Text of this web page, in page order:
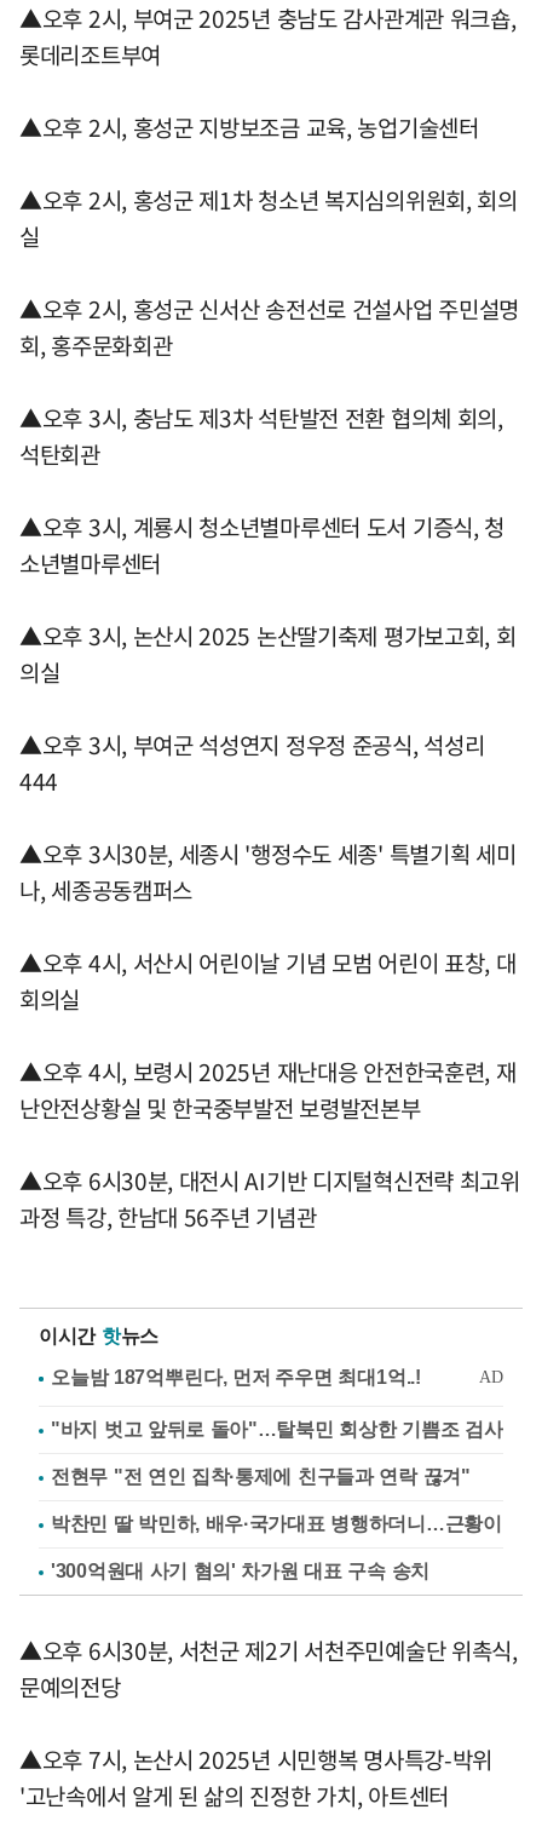
▲오후 2시, 부여군 2025년 충남도 감사관계관 워크숍,
롯데리조트부여
▲오후 2시, 홍성군 지방보조금 교육, 농업기술센터
▲오후 2시, 홍성군 제1차 청소년 복지심의위원회, 회의
실
▲오후 2시, 홍성군 신서산 송전선로 건설사업 주민설명
회, 홍주문화회관
▲오후 3시, 충남도 제3차 석탄발전 전환 협의체 회의,
석탄회관
▲오후 3시, 계룡시 청소년별마루센터 도서 기증식, 청
소년별마루센터
▲오후 3시, 논산시 2025 논산딸기축제 평가보고회, 회
의실
▲오후 3시, 부여군 석성연지 정우정 준공식, 석성리
444
▲오후 3시30분, 세종시 '행정수도 세종' 특별기획 세미
나, 세종공동캠퍼스
▲오후 4시, 서산시 어린이날 기념 모범 어린이 표창, 대
회의실
▲오후 4시, 보령시 2025년 재난대응 안전한국훈련, 재
난안전상황실 및 한국중부발전 보령발전본부
▲오후 6시30분, 대전시 AI기반 디지털혁신전략 최고위
과정 특강, 한남대 56주년 기념관
이시간 핫뉴스
"바지 벗고 앞뒤로 돌아"…탈북민 회상한 기쁨조 검사
전현무 "전 연인 집착·통제에 친구들과 연락 끊겨"
박찬민 딸 박민하, 배우·국가대표 병행하더니…근황이
'300억원대 사기 혐의' 차가원 대표 구속 송치
▲오후 6시30분, 서천군 제2기 서천주민예술단 위촉식,
문예의전당
▲오후 7시, 논산시 2025년 시민행복 명사특강-박위
'고난속에서 알게 된 삶의 진정한 가치, 아트센터